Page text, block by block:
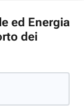
ed Energia
dei